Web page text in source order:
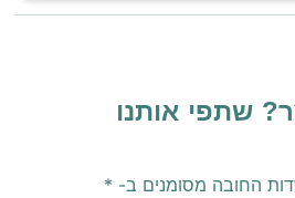
שתפי אותנו
החובה מסומנים ב- *